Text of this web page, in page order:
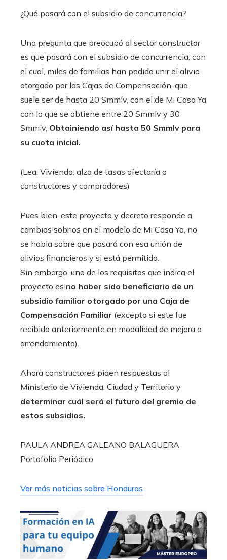
¿Qué pasará con el subsidio de concurrencia?
Una pregunta que preocupó al sector constructor
es que pasará con el subsidio de concurrencia, con
el cual, miles de familias han podido unir el alivio
otorgado por las Cajas de Compensación, que
suele ser de hasta 20 Smmlv, con el de Mi Casa Ya
con lo que se obtiene entre 20 Smmlv y 30
Smmlv, Obtainiendo así hasta 50 Smmlv para
su cuota inicial.
(Lea: Vivienda: alza de tasas afectaría a
constructores y compradores)
Pues bien, este proyecto y decreto responde a
cambios sobrios en el modelo de Mi Casa Ya, no
se habla sobre que pasará con esa unión de
alivios financieros y si está permitido.
Sin embargo, uno de los requisitos que indica el
proyecto es no haber sido beneficiario de un
subsidio familiar otorgado por una Caja de
Compensación Familiar (excepto si este fue
recibido anteriormente en modalidad de mejora o
arrendamiento).
Ahora constructores piden respuestas al
Ministerio de Vivienda, Ciudad y Territorio y
determinar cuál será el futuro del gremio de
estos subsidios.
PAULA ANDREA GALEANO BALAGUERA
Portafolio Periódico
Ver más noticias sobre Honduras